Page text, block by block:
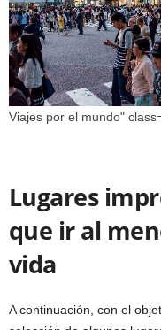
Viajes por el mundo"
Lugares
que ir al
vida
A continuación, con el